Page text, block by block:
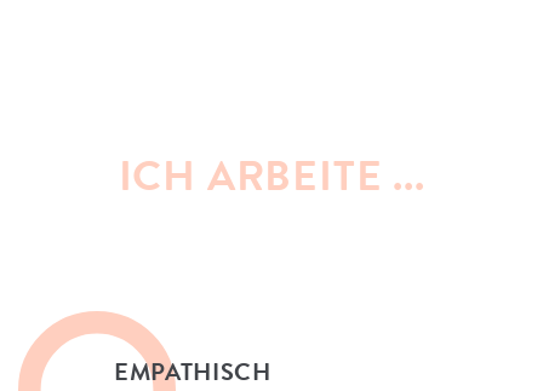
ICH ARBEITE ...
EMPA­THISCH